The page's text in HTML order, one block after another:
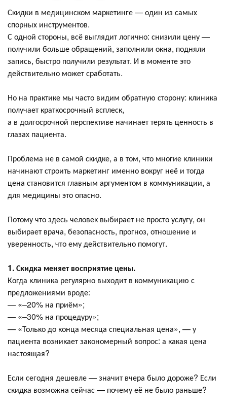
Скидки в медицинском маркетинге — один из самых
спорных инструментов.
С одной стороны, всё выглядит логично: снизили цену —
получили больше обращений, заполнили окна, подняли
запись, быстро получили результат. И в моменте это
действительно может сработать.
Но на практике мы часто видим обратную сторону: клиника
получает краткосрочный всплеск,
а в долгосрочной перспективе начинает терять ценность в
глазах пациента.
Проблема не в самой скидке, а в том, что многие клиники
начинают строить маркетинг именно вокруг неё и тогда
цена становится главным аргументом в коммуникации, а
для медицины это опасно.
Потому что здесь человек выбирает не просто услугу, он
выбирает врача, безопасность, прогноз, отношение и
уверенность, что ему действительно помогут.
1. Скидка меняет восприятие цены.
Когда клиника регулярно выходит в коммуникацию с
предложениями вроде:
— «–20% на приём»;
— «–30% на процедуру»;
— «Только до конца месяца специальная цена», — у
пациента возникает закономерный вопрос: а какая цена
настоящая?
Если сегодня дешевле — значит вчера было дороже? Если
скидка возможна сейчас — почему её не было раньше?